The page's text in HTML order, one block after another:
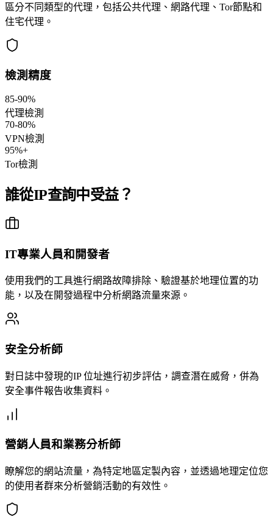
區分不同類型的代理，包括公共代理、網路代理、Tor節點和
住宅代理。
檢測精度
85-90%
代理檢測
70-80%
VPN檢測
95%+
Tor檢測
誰從IP查詢中受益？
IT專業人員和開發者
使用我們的工具進行網路故障排除、驗證基於地理位置的功
能，以及在開發過程中分析網路流量來源。
安全分析師
對日誌中發現的IP 位址進行初步評估，調查潛在威脅，併為
安全事件報告收集資料。
營銷人員和業務分析師
瞭解您的網站流量，為特定地區定製內容，並透過地理定位您
的使用者群來分析營銷活動的有效性。